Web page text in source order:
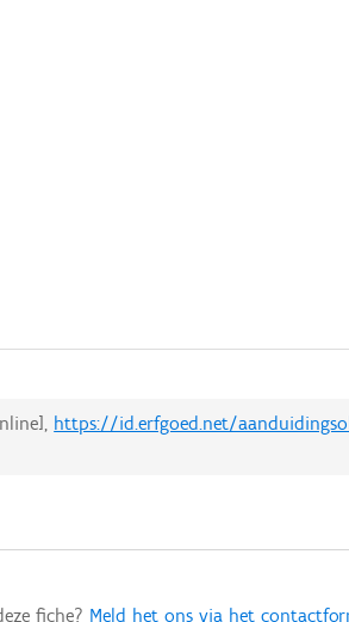
https://id.erfgoed.net/
fiche? Meld het ons via het